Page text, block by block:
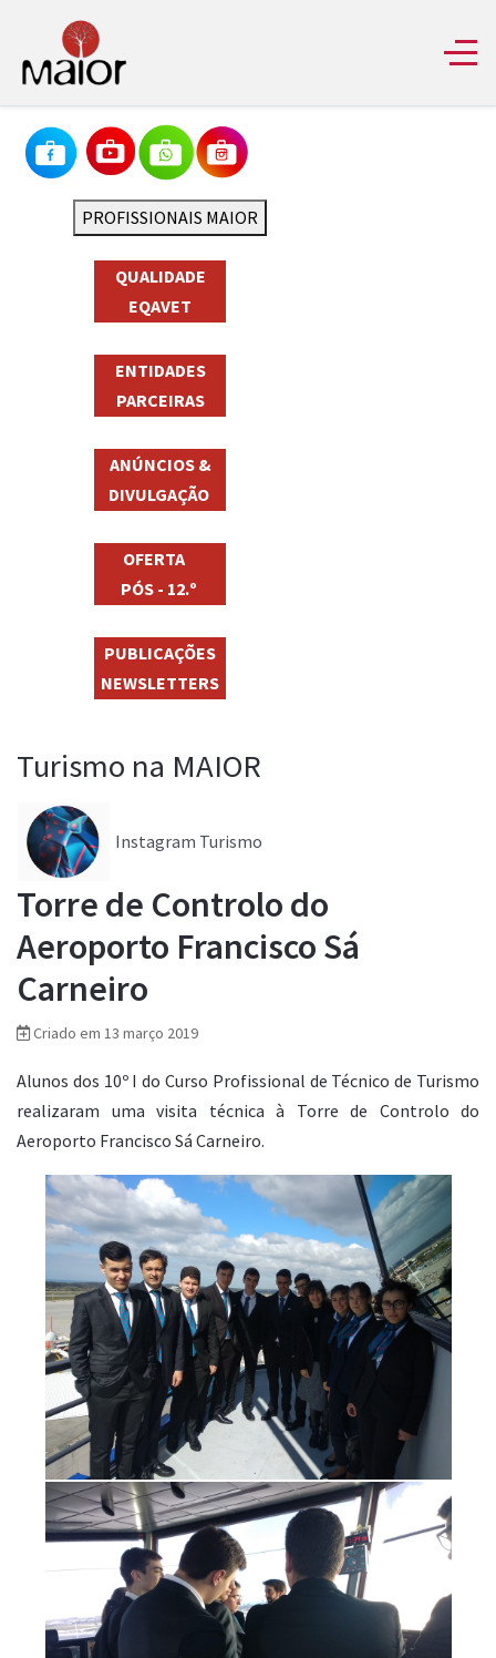
PROFISSIONAIS MAIOR
QUALIDADE
EQAVET
ENTIDADES
PARCEIRAS
ANÚNCIOS &
DIVULGAÇÃO
OFERTA
PÓS - 12.º
PUBLICAÇÕES
NEWSLETTERS
Turismo na MAIOR
Instagram Turismo
Torre de Controlo do
Aeroporto Francisco Sá
Carneiro
Criado em 13 março 2019
Alunos dos 10º I do Curso Profissional de Técnico de Turismo
realizaram uma visita técnica à Torre de Controlo do
Aeroporto Francisco Sá Carneiro.